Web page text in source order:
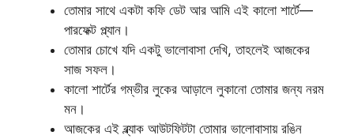
তোমার সাথে একটা কফি ডেট আর আমি এই কালো শার্টে—
পারফেক্ট প্ল্যান।
তোমার চোখে যদি একটু ভালোবাসা দেখি, তাহলেই আজকের
সাজ সফল।
কালো শার্টের গম্ভীর লুকের আড়ালে লুকানো তোমার জন্য নরম
মন।
আজকের এই ব্ল্যাক আউটফিটটা তোমার ভালোবাসায় রঙিন